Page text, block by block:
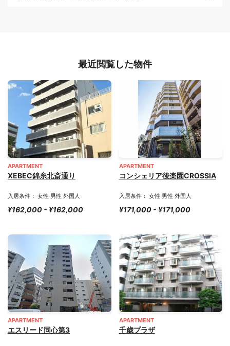
最近閲覧した物件
APARTMENT
XEBEC錦糸北斎通り
入居条件： 女性 男性 外国人
¥162,000 - ¥162,000
APARTMENT
コンシェリア後楽園CROSSIA
入居条件： 女性 男性 外国人
¥171,000 - ¥171,000
APARTMENT
エスリード同心第3
APARTMENT
千歳プラザ